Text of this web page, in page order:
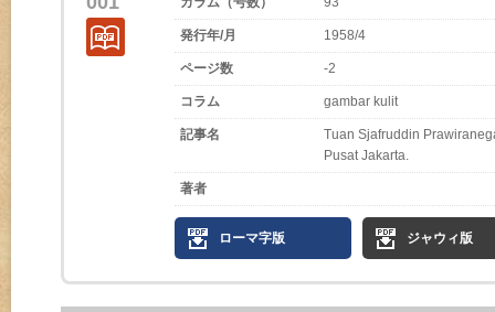
発行年/月 1958/4
ページ数 -2
コラム gambar kulit
記事名
Tuan Sjafruddin
Pusat Jakarta.
著者
ローマ字版 ジャウィ版